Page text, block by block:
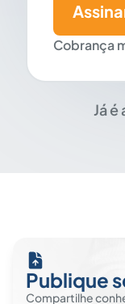
Cobrança
Já é
Publique
Compartilhe